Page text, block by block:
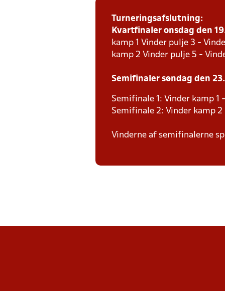
Turneringsafslutning:
Kvartfinaler onsdag den
kamp 1 Vinder pulje 3 -
kamp 2 Vinder pulje 5 -
Semifinaler søndag den
Semifinale 1: Vinder kamp 1
Semifinale 2: Vinder kamp
Vinderne af semifinalerne